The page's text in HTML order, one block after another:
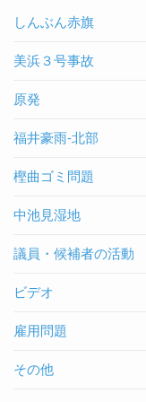
しんぶん赤旗
美浜３号事故
原発
福井豪雨-北部
樫曲ゴミ問題
中池見湿地
議員・候補者の活動
ビデオ
雇用問題
その他